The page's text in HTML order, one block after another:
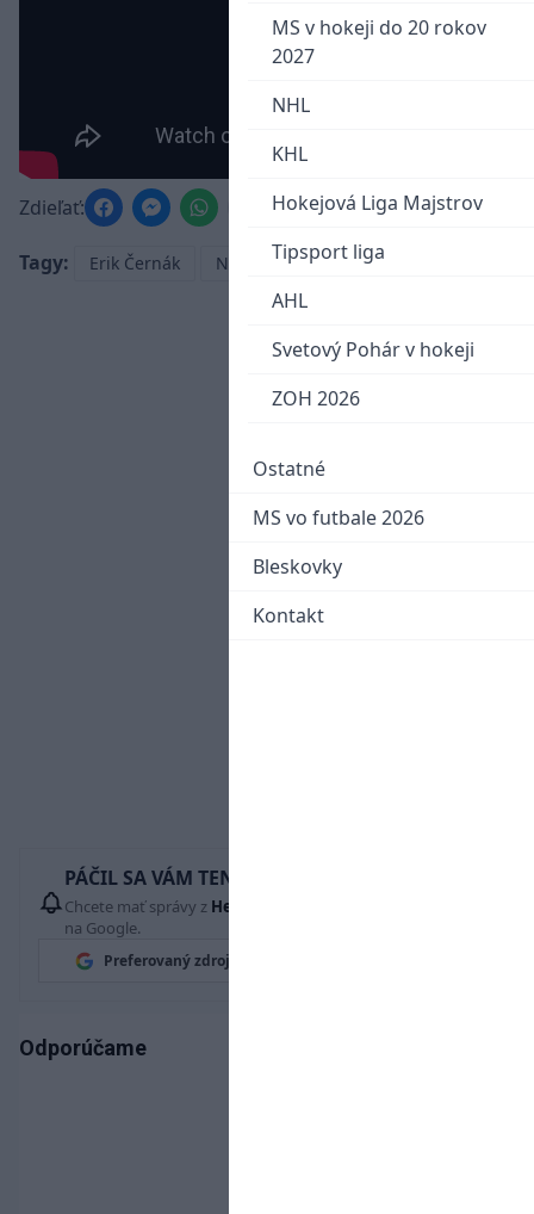
MS v hokeji do 20 rokov
2027
NHL
KHL
Hokejová Liga Majstrov
Tipsport liga
AHL
Svetový Pohár v hokeji
ZOH 2026
Ostatné
MS vo futbale 2026
Bleskovky
Kontakt
Zdieľať:
Tagy: Erik Černák NHL
PÁČIL SA VÁM TENTO ČLÁNOK?
Chcete mať správy z Hetrik.sk
na Google.
Preferovaný zdroj
Odporúčame